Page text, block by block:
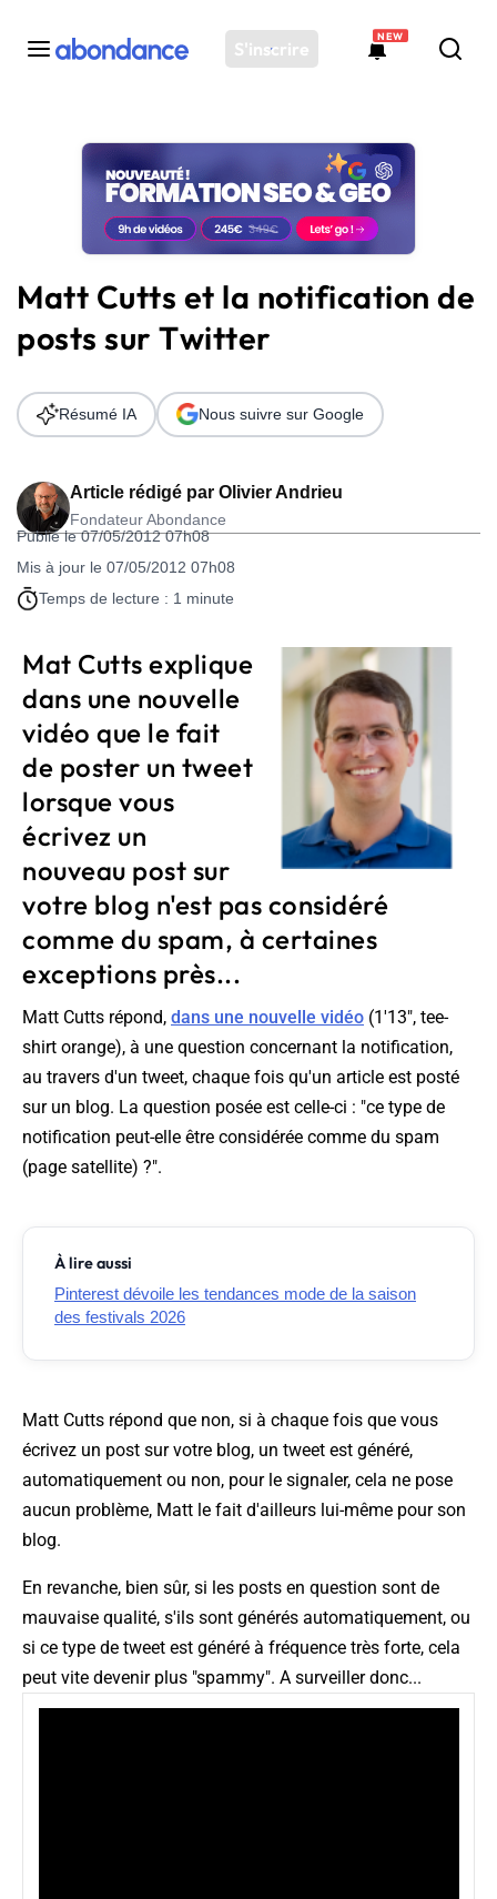
S'inscrire
NEW
Toutes les actus
Actus SEO
Plateforme
Solutions
Ressources
Audit SEO
Matt Cutts et la notification de
posts sur Twitter
Article rédigé par Olivier Andrieu
Fondateur Abondance
Publié le 07/05/2012 07h08
Mis à jour le 07/05/2012 07h08
Temps de lecture : 1 minute
Résumé IA Nous suivre sur Google
Mat Cutts explique
dans une nouvelle
vidéo que le fait
de poster un tweet
lorsque vous
écrivez un
nouveau post sur
votre blog n'est pas considéré
comme du spam, à certaines
exceptions près...
Matt Cutts répond, dans une nouvelle vidéo (1'13", tee-
shirt orange), à une question concernant la notification,
au travers d'un tweet, chaque fois qu'un article est posté
sur un blog. La question posée est celle-ci : "ce type de
notification peut-elle être considérée comme du spam
(page satellite) ?".
À lire aussi
Pinterest dévoile les tendances mode de la saison
des festivals 2026
Matt Cutts répond que non, si à chaque fois que vous
écrivez un post sur votre blog, un tweet est généré,
automatiquement ou non, pour le signaler, cela ne pose
aucun problème, Matt le fait d'ailleurs lui-même pour son
blog.
En revanche, bien sûr, si les posts en question sont de
mauvaise qualité, s'ils sont générés automatiquement, ou
si ce type de tweet est généré à fréquence très forte, cela
peut vite devenir plus "spammy". A surveiller donc...